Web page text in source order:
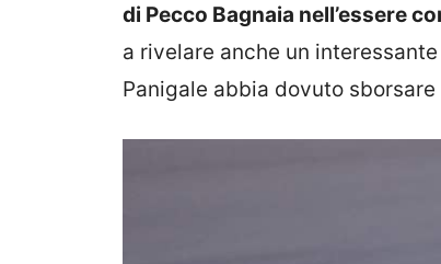
di Pecco Bagnaia nell’essere
a rivelare anche un
Panigale abbia dovuto